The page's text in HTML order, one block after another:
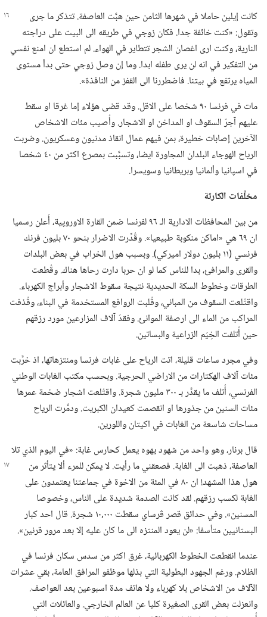
كانت إيلين حاملا في شهرها الثامن حين هبَّت العاصفة.‏ تتذكر ما جرى
وتقول:‏ «كنت خائفة جدا.‏ فكان زوجي في طريقه الى البيت على دراجته
النارية،‏ وكنت ارى اغصان الشجر تتطاير في الهواء.‏ لم استطع ان امنع نفسي
من التفكير في انه لن يرى طفله ابدا.‏ وما إن وصل زوجي حتى بدأ مستوى
المياه يرتفع في بيتنا.‏ فاضطررنا الى القفز من النافذة».‏
مات في فرنسا ٩٠ شخصا على الاقل.‏ وقد قضى هؤلاء إما غرقا او سقط
عليهم آجرّ السقوف او المداخن او الاشجار.‏ وأُصيب مئات الاشخاص
الآخرين إصابات خطيرة،‏ بمن فيهم عمال انقاذ مدنيون وعسكريون.‏ وضربت
الرياح الهوجاء البلدان المجاورة ايضا،‏ وتسبَّبت بمصرع اكثر من ٤٠ شخصا
في اسپانيا وألمانيا وبريطانيا وسويسرا.‏
مخلَّفات الكارثة
من بين المحافظات الادارية الـ‍ ٩٦ لفرنسا ضمن القارة الاوروپية،‏ أُعلن رسميا
ان ٦٩ هي «اماكن منكوبة طبيعيا».‏ وقُدِّرت الاضرار بنحو ٧٠ بليون فرنك
فرنسي (‏١١ بليون دولار اميركي)‏.‏ وبسبب هول الخراب في بعض البلدات
والقرى والمرافئ،‏ بدا للناس كما لو ان حربا دارت رحاها هناك.‏ وقُطعت
الطرقات وخطوط السكة الحديدية نتيجة سقوط الاشجار وأبراج الكهرباء.‏
واقتُلعت السقوف من المباني،‏ وقُلبت الروافع المستخدمة في البناء،‏ وقُذفت
المراكب من الماء الى ارصفة الموانئ.‏ وفقدَ آلاف المزارعين مورد رزقهم
حين أُتلفت الخِيَم الزراعية والبساتين.‏
وفي مجرد ساعات قليلة،‏ اتت الرياح على غابات فرنسا ومنتزهاتها،‏ اذ خرَّبت
مئات آلاف الهكتارات من الاراضي الحرجية.‏ وبحسب مكتب الغابات الوطني
الفرنسي،‏ أُتلف ما يقدَّر بـ‍ ٣٠٠ مليون شجرة.‏ واقتُلعت اشجار ضخمة عمرها
مئات السنين من جذورها او انقصمت كعيدان الكبريت.‏ ودمَّرت الرياح
مساحات شاسعة من الغابات في اكيتان واللورين.‏
قال برنار،‏ وهو واحد من شهود يهوه يعمل كحارس غابة:‏ «في اليوم الذي تلا
العاصفة،‏ ذهبت الى الغابة.‏ فصعقني ما رأيت.‏ لا يمكنللمرء ألا يتأثر من
هول هذا المشهد!‏ ان ٨٠ في المئة من الاخوة في جماعتنا يعتمدون على
الغابة لكسب رزقهم.‏ لقد كانت الصدمة شديدة على الناس،‏ وخصوصا
المسنين».‏ وفي حدائق قصر ڤرساي سقطت ٠٠٠‏,١٠ شجرة.‏ قال احد كبار
البستانيين متأسفا:‏ «لن يعود المنتزه الى ما كان عليه إلا بعد مرور قرنين».‏
عندما انقطعت الخطوط الكهربائية،‏ غرق اكثر من سدس سكان فرنسا في
الظلام.‏ ورغم الجهود البطولية التي بذلها موظفو المرافق العامة،‏ بقي عشرات
الآلاف من الاشخاص بلا كهرباء ولا هاتف مدة اسبوعين بعد العواصف.‏
وانعزلت بعض القرى الصغيرة كليا عن العالم الخارجي.‏ والعائلات التي